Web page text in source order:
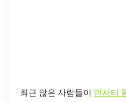
최근 많은 사람들이 덴서티